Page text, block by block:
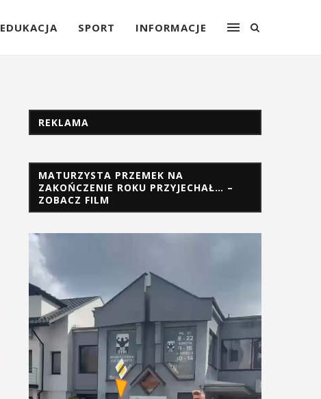
EDUKACJA SPORT INFORMACJE
REKLAMA
MATURZYSTA PRZEMEK NA
ZAKOŃCZENIE ROKU PRZYJECHAŁ… –
ZOBACZ FILM
Odtwarzacz
video